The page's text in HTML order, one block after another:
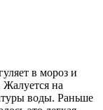
в мороз и
на
воды. Раньше